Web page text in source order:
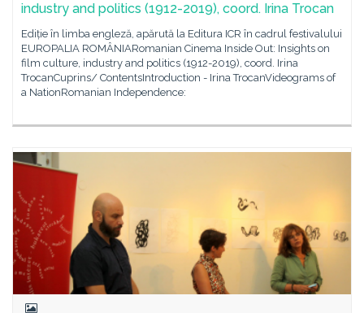
industry and politics (1912-2019), coord. Irina Trocan
Ediție în limba engleză, apărută la Editura ICR în cadrul festivalului
EUROPALIA ROMÂNIARomanian Cinema Inside Out: Insights on
film culture, industry and politics (1912-2019), coord. Irina
TrocanCuprins/ ContentsIntroduction - Irina TrocanVideograms of
a NationRomanian Independence: